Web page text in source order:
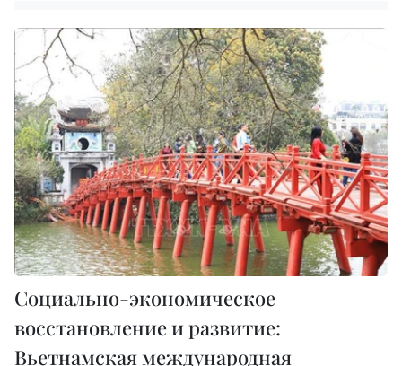
Социально-экономическое
восстановление и развитие:
Вьетнамская международная